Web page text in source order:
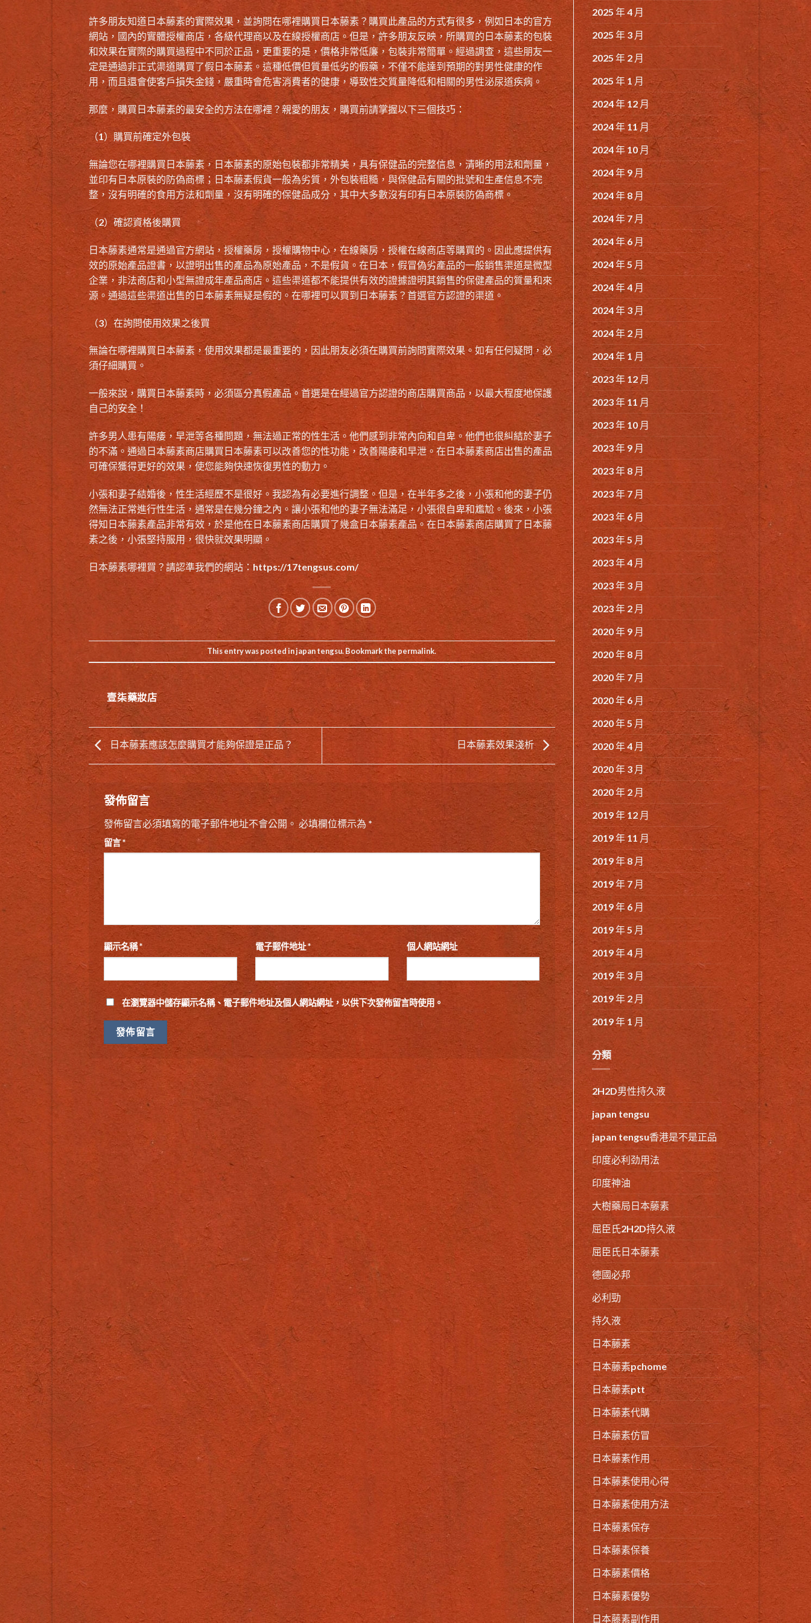
許多朋友知道日本藤素的實際效果，並詢問在哪裡購買日本藤素？購買此產品的方式有很多，例如日本的官方
網站，國內的實體授權商店，各級代理商以及在線授權商店。但是，許多朋友反映，所購買的日本藤素的包裝
和效果在實際的購買過程中不同於正品，更重要的是，價格非常低廉，包裝非常簡單。經過調查，這些朋友一
定是通過非正式渠道購買了假日本藤素。這種低價但質量低劣的假藥，不僅不能達到預期的對男性健康的作
用，而且還會使客戶損失金錢，嚴重時會危害消費者的健康，導致性交質量降低和相關的男性泌尿道疾病。
那麼，購買日本藤素的最安全的方法在哪裡？親愛的朋友，購買前請掌握以下三個技巧：
（1）購買前確定外包裝
無論您在哪裡購買日本藤素，日本藤素的原始包裝都非常精美，具有保健品的完整信息，清晰的用法和劑量，
並印有日本原裝的防偽商標；日本藤素假貨一般為劣質，外包裝粗糙，與保健品有關的批號和生產信息不完
整，沒有明確的食用方法和劑量，沒有明確的保健品成分，其中大多數沒有印有日本原裝防偽商標。
（2）確認資格後購買
日本藤素通常是通過官方網站，授權藥房，授權購物中心，在線藥房，授權在線商店等購買的。因此應提供有
效的原始產品證書，以證明出售的產品為原始產品，不是假貨。在日本，假冒偽劣產品的一般銷售渠道是微型
企業，非法商店和小型無證成年產品商店。這些渠道都不能提供有效的證據證明其銷售的保健產品的質量和來
源。通過這些渠道出售的日本藤素無疑是假的。在哪裡可以買到日本藤素？首選官方認證的渠道。
（3）在詢問使用效果之後買
無論在哪裡購買日本藤素，使用效果都是最重要的，因此朋友必須在購買前詢問實際效果。如有任何疑問，必
須仔細購買。
一般來說，購買日本藤素時，必須區分真假產品。首選是在經過官方認證的商店購買商品，以最大程度地保護
自己的安全！
許多男人患有陽痿，早泄等各種問題，無法過正常的性生活。他們感到非常內向和自卑。他們也很糾結於妻子
的不滿。通過日本藤素商店購買日本藤素可以改善您的性功能，改善陽痿和早泄。在日本藤素商店出售的產品
可確保獲得更好的效果，使您能夠快速恢復男性的動力。
小張和妻子結婚後，性生活經歷不是很好。我認為有必要進行調整。但是，在半年多之後，小張和他的妻子仍
然無法正常進行性生活，通常是在幾分鐘之內。讓小張和他的妻子無法滿足，小張很自卑和尷尬。後來，小張
得知日本藤素產品非常有效，於是他在日本藤素商店購買了幾盒日本藤素產品。在日本藤素商店購買了日本藤
素之後，小張堅持服用，很快就效果明顯。
日本藤素哪裡買？請認準我們的網站： https://17tengsus.com/
This entry was posted injapan tengsu. Bookmark the permalink.
壹柒藥妝店
日本藤素應該怎麼購買才能夠保證是正品？ 日本藤素效果淺析
發佈留言
發佈留言必須填寫的電子郵件地址不會公開。 必填欄位標示為 *
留言*
顯示名稱* 電子郵件地址* 個人網站網址
在瀏覽器中儲存顯示名稱、電子郵件地址及個人網站網址，以供下次發佈留言時使用。
2025 年 4 月
2025 年 3 月
2025 年 2 月
2025 年 1 月
2024 年 12 月
2024 年 11 月
2024 年 10 月
2024 年 9 月
2024 年 8 月
2024 年 7 月
2024 年 6 月
2024 年 5 月
2024 年 4 月
2024 年 3 月
2024 年 2 月
2024 年 1 月
2023 年 12 月
2023 年 11 月
2023 年 10 月
2023 年 9 月
2023 年 8 月
2023 年 7 月
2023 年 6 月
2023 年 5 月
2023 年 4 月
2023 年 3 月
2023 年 2 月
2020 年 9 月
2020 年 8 月
2020 年 7 月
2020 年 6 月
2020 年 5 月
2020 年 4 月
2020 年 3 月
2020 年 2 月
2019 年 12 月
2019 年 11 月
2019 年 8 月
2019 年 7 月
2019 年 6 月
2019 年 5 月
2019 年 4 月
2019 年 3 月
2019 年 2 月
2019 年 1 月
分類
2H2D男性持久液
japan tengsu
japan tengsu香港是不是正品
印度必利劲用法
印度神油
大樹藥局日本藤素
屈臣氏2H2D持久液
屈臣氏日本藤素
德國必邦
必利勁
持久液
日本藤素
日本藤素pchome
日本藤素ptt
日本藤素代購
日本藤素仿冒
日本藤素作用
日本藤素使用心得
日本藤素使用方法
日本藤素保存
日本藤素保養
日本藤素價格
日本藤素優勢
日本藤素副作用